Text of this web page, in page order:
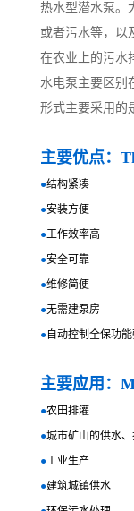
热水型潜水泵。
或者污水等，以
在农业上的污水
水电泵主要区别
形式主要采用的
主要优点：
●结构紧凑
●安装方便
●工作效率高
●安全可靠
●维修简便
●无需建泵房
●自动控制全保功能
主要应用：
●农田排灌
●城市矿山的供水
●工业生产
●建筑城镇供水